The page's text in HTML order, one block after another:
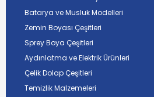
Batarya ve Musluk Modelleri
Zemin Boyası Çeşitleri
Sprey Boya Çeşitleri
Aydınlatma ve Elektrik Ürünleri
Çelik Dolap Çeşitleri
Temizlik Malzemeleri